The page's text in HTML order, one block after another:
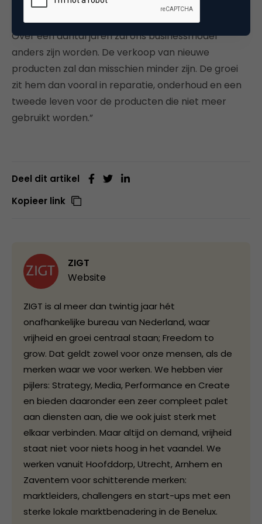
voor nodig is. Maar je hoeft groei niet per se op te
vatten als meer. Je kunt ook inzetten op beter.
Over een aantal jaren zal ons businessmodel
anders zijn worden. De verkoop van nieuwe
producten zal dan misschien minder zijn. De groei
zit hem dan vooral in reparatie, onderhoud en een
tweede leven voor de producten die niet meer
gebruikt worden.”
Deel dit artikel
Kopieer link
ZIGT
Website
ZIGT is al meer dan twintig jaar hét
onafhankelijke bureau van Nederland, waar
vrijheid en groei centraal staan; Freedom to
grow. Dat geldt zowel voor onze mensen, als de
merken waar we voor werken. We hebben vier
pijlers: Strategy, Media, Performance en Create
en bieden daaronder een zeer compleet palet
aan diensten aan, die we ook juist sterk met
elkaar verbinden. Maar altijd on demand, vrijheid
staat niet voor niets hoog in het vaandel. We
werken vanuit Hoofddorp, Utrecht, Arnhem en
Zaventem voor schitterende merken:
marktleiders, challengers en start-ups met een
sterke lokale marktbenadering in de Benelux.